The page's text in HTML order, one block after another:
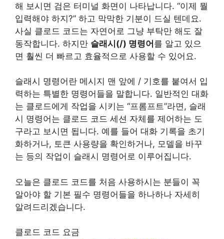
해 보시면 검은 터미널 화면이 나타납니다. “이제 뭘
입력해야 하지?” 하고 막막한 기분이 드실 텐데요.
사실 클로드 코드는 자연어로 그냥 부탁만 해도 잘
동작합니다. 하지만 슬래시(/) 명령어를 알고 있으
면 훨씬 더 빠르고 효율적으로 사용할 수 있어요.
슬래시 명령어란 메시지 맨 앞에 / 기호를 붙여서 입
력하는 특별한 명령어들을 말합니다. 일반적인 대화
는 클로드에게 작업을 시키는 “프롬프트”라면, 슬래
시 명령어는 클로드 코드 세션 자체를 제어하는 도
구라고 보시면 됩니다. 예를 들어 대화 기록을 초기
화하거나, 토큰 사용량을 확인하거나, 모델을 바꾸
는 등의 작업이 슬래시 명령어로 이루어집니다.
오늘은 클로드 코드를 처음 사용하시는 분들이 꼭
알아야 할 기본 필수 명령어들을 하나하나 자세히
알려드리겠습니다.
클로드 코드 요금